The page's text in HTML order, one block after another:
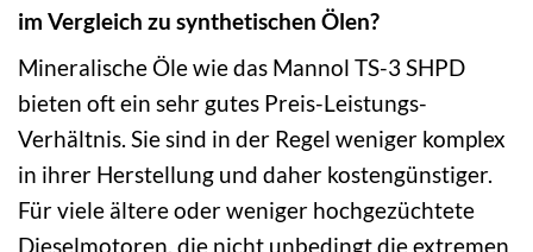
im Vergleich zu synthetischen Ölen?
Mineralische Öle wie das Mannol TS-3 SHPD
bieten oft ein sehr gutes Preis-Leistungs-
Verhältnis. Sie sind in der Regel weniger komplex
in ihrer Herstellung und daher kostengünstiger.
Für viele ältere oder weniger hochgezüchtete
Dieselmotoren, die nicht unbedingt die extremen